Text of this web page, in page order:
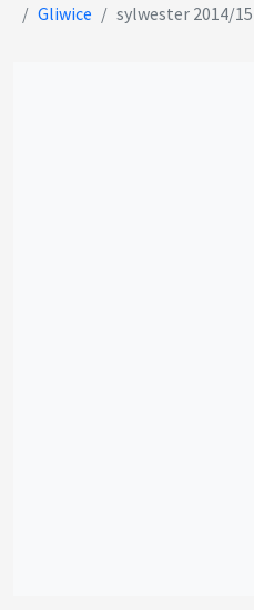
Gliwice
sylwester 2014/15